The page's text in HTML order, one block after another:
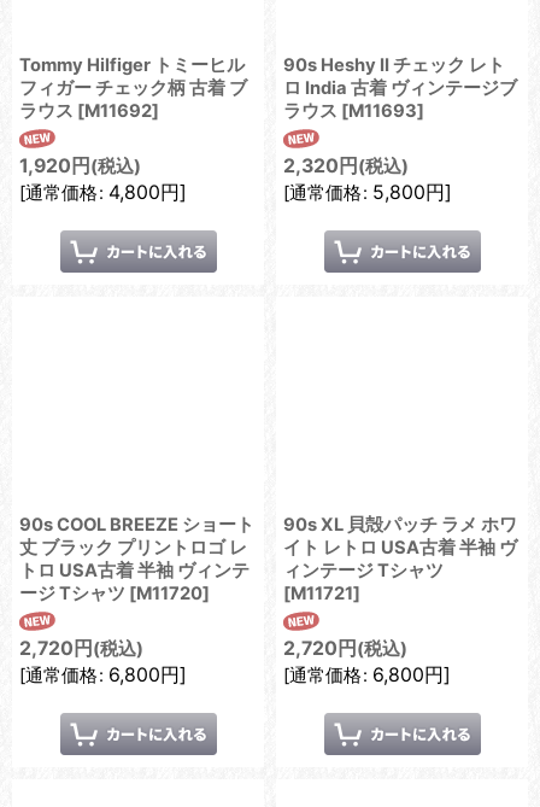
Tommy Hilfiger トミーヒル
フィガー チェック柄 古着 ブ
ラウス [M11692]
1,920 円 (税込)
[通常価格: 4,800円]
90s Heshy II チェック レト
ロ India 古着 ヴィンテージブ
ラウス [M11693]
2,320 円 (税込)
[通常価格: 5,800円]
90s COOL BREEZE ショート
丈 ブラック プリントロゴ レ
トロ USA古着 半袖 ヴィンテ
ージ Tシャツ [M11720]
2,720 円 (税込)
[通常価格: 6,800円]
90s XL 貝殻パッチ ラメ ホワ
イト レトロ USA古着 半袖 ヴ
ィンテージ Tシャツ
[M11721]
2,720 円 (税込)
[通常価格: 6,800円]